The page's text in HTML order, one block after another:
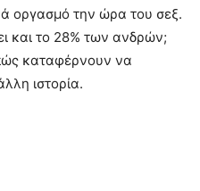
οργασμό την ώρα του σεξ.
και το 28% των ανδρών;
καταφέρνουν να
ιστορία.